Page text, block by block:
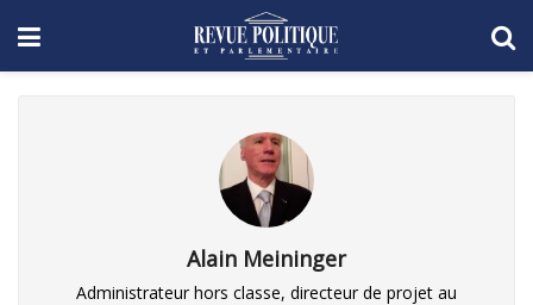
Alain Meininger
Administrateur hors classe, directeur de projet au